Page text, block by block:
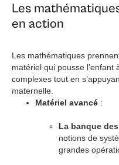
Les
en action
Les mathématiques
matériel qui pousse
complexes tout en
maternelle.
Matériel avancé :
La banque
notions de
grandes